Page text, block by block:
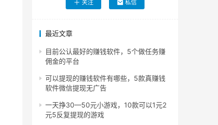
关注 私信
最近文章
目前公认最好的赚钱软件，5个做任务赚
佣金的平台
可以提现的赚钱软件有哪些，5款真赚钱
软件微信提现无广告
一天挣30—50元小游戏，10款可以1元2
元5反复提现的游戏